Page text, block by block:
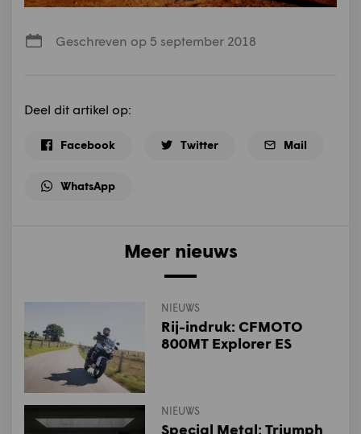
Geschreven op 5 september 2018
Deel dit artikel op:
Facebook Twitter Mail
WhatsApp
Meer nieuws
NIEUWS
Rij-indruk: CFMOTO
800MT Explorer ES
NIEUWS
Special Metal: Triumph